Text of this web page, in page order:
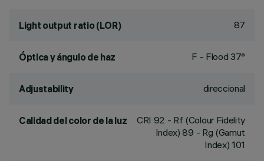
Light output ratio (LOR) 87
Óptica y ángulo de haz F - Flood 37°
Adjustability direccional
Calidad del color de la luz CRI 92 - Rf (Colour Fidelity
Index) 89 - Rg (Gamut
Index) 101